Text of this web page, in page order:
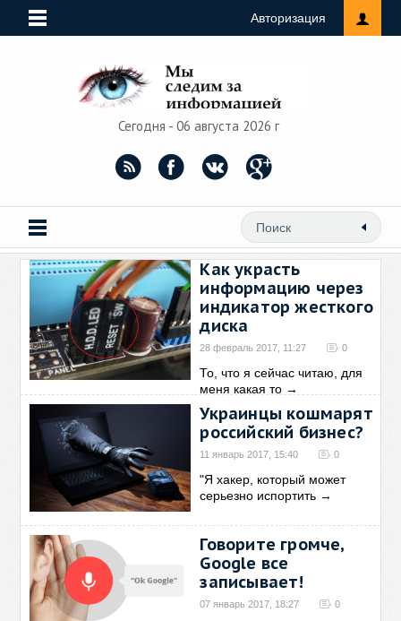
Авторизация
Сегодня - 06 августа 2026 г
Как украсть
информацию через
индикатор жесткого
диска
28 февраль 2017, 11:27 0
То, что я сейчас читаю, для
меня какая то →
Украинцы кошмарят
российский бизнес?
11 январь 2017, 15:40 0
"Я хакер, который может
серьезно испортить →
Говорите громче,
Google все
записывает!
07 январь 2017, 18:27 0